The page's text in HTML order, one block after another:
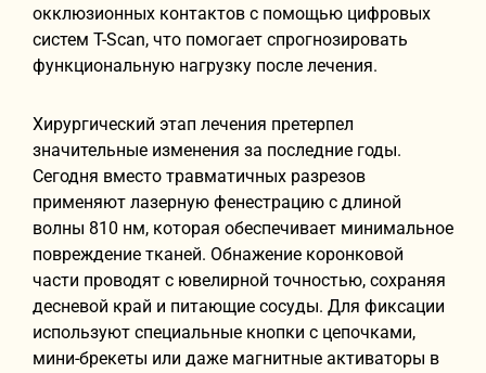
окклюзионных контактов с помощью цифровых
систем T-Scan, что помогает спрогнозировать
функциональную нагрузку после лечения.
Хирургический этап лечения претерпел
значительные изменения за последние годы.
Сегодня вместо травматичных разрезов
применяют лазерную фенестрацию с длиной
волны 810 нм, которая обеспечивает минимальное
повреждение тканей. Обнажение коронковой
части проводят с ювелирной точностью, сохраняя
десневой край и питающие сосуды. Для фиксации
используют специальные кнопки с цепочками,
мини-брекеты или даже магнитные активаторы в